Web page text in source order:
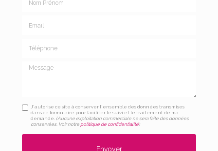
Message
J'autorise ce site à conserver l'ensemble des données transmises
dans ce formulaire pour faciliter le suivi et le traitement de ma
demande. (Aucune exploitation commerciale ne sera faite des données
conservées. Voir notre politique de confidentialité)